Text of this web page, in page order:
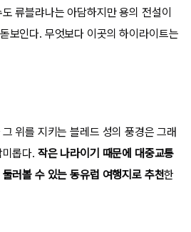
류블랴나는 아담하지만 용의 전설이
보인다. 무엇보다 이곳의 하이라이트는
위를 지키는 블레드 성의 풍경은 그래
롭다. 작은 나라이기 때문에 대중교통
러볼 수 있는 동유럽 여행지로 추천한